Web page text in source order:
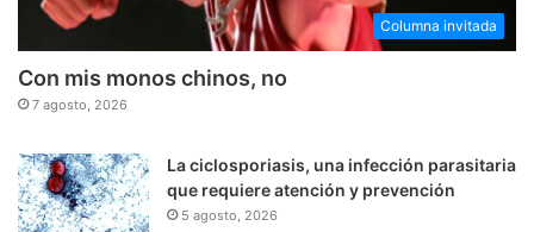
Columna invitada
Con mis monos chinos, no
7 agosto, 2026
La ciclosporiasis, una infección parasitaria
que requiere atención y prevención
5 agosto, 2026